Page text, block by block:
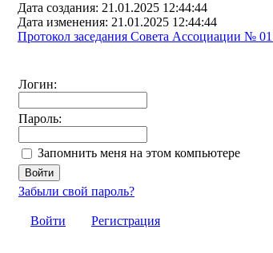
Дата создания: 21.01.2025 12:44:44
Дата изменения: 21.01.2025 12:44:44
Протокол заседания Совета Ассоциации № 01
Логин:
Пароль:
Запомнить меня на этом компьютере
Забыли свой пароль?
Войти Регистрация